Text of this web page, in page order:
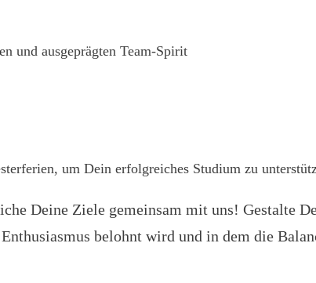
und ausgeprägten Team-Spirit
um Dein erfolgreiches Studium zu
Deine Ziele gemeinsam mit uns! Gestalte
belohnt wird und in dem die